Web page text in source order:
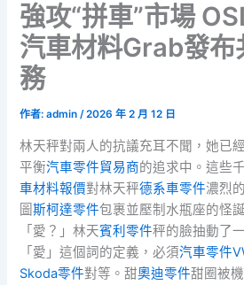
強攻“拼車”市場
汽車材料Grab發布
務
作者:admin/2026 年 2 月 12 日
林天秤對兩人的抗議充耳不聞，她已
平衡汽車零件貿易商的追求中。這些
車材料報價對林天秤德系車零件濃烈
圖斯柯達零件包裹並壓制水瓶座的怪
「愛？」林天賓利零件秤的臉抽動了
「愛」這個詞的定義，必須汽車零件
Skoda零件對等。甜奧迪零件甜圈被